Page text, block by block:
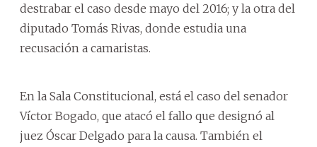
destrabar el caso desde mayo del 2016; y la otra del
diputado Tomás Rivas, donde estudia una
recusación a camaristas.
En la Sala Constitucional, está el caso del senador
Víctor Bogado, que atacó el fallo que designó al
juez Óscar Delgado para la causa. También el